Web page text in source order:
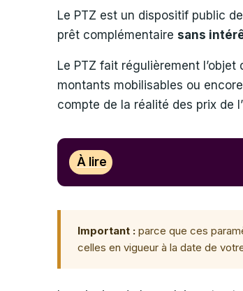
Le PTZ est un dispositif public
prêt complémentaire sans
Le PTZ fait régulièrement
montants mobilisables ou
compte de la réalité des prix de
À lire
Important : parce que ces
celles en vigueur à la date de